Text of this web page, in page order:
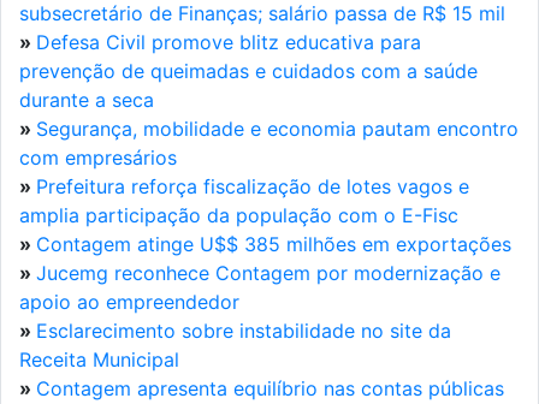
subsecretário de Finanças; salário passa de R$ 15 mil
» Defesa Civil promove blitz educativa para
prevenção de queimadas e cuidados com a saúde
durante a seca
» Segurança, mobilidade e economia pautam encontro
com empresários
» Prefeitura reforça fiscalização de lotes vagos e
amplia participação da população com o E-Fisc
» Contagem atinge U$$ 385 milhões em exportações
» Jucemg reconhece Contagem por modernização e
apoio ao empreendedor
» Esclarecimento sobre instabilidade no site da
Receita Municipal
» Contagem apresenta equilíbrio nas contas públicas